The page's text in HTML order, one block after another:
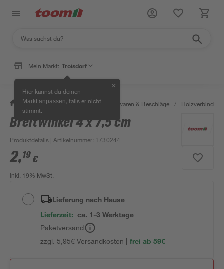
Mein Markt: Troisdorf
Hier kannst du deinen
Markt anpassen , falls er nicht
stimmt.
✕
/ Werkstatt & Maschinen / Eisenwaren & Beschläge / Holzverbinder
Breitwinkel 4 x 7,5 cm
Produktdetails | Artikelnummer: 1730244
2,19 €
inkl. 19% MwSt.
Lieferung nach Hause
Lieferzeit: ca. 1-3 Werktage
Paketversand
zzgl. 5,95€ Versandkosten | frei ab 59€